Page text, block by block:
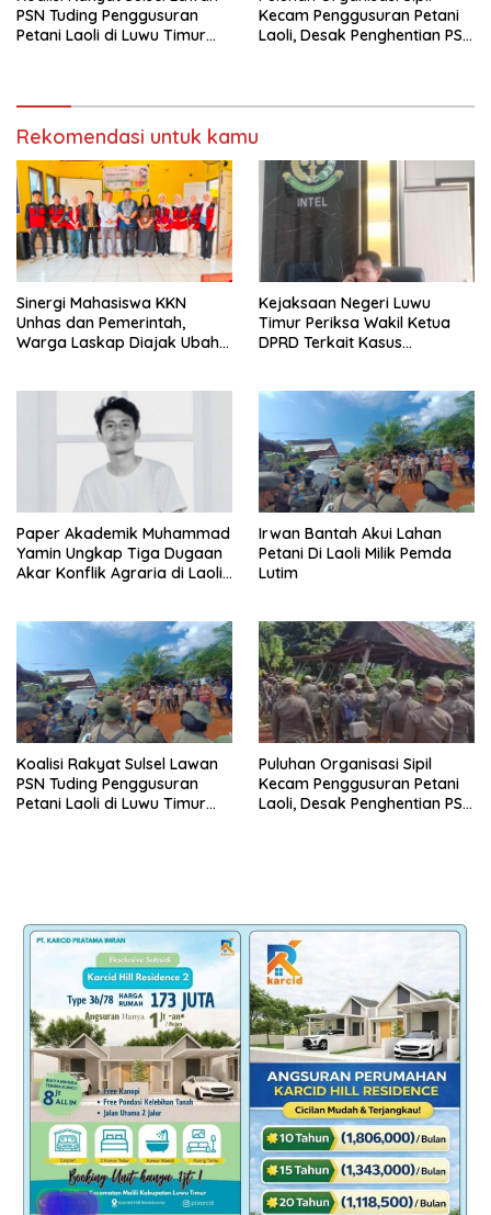
PSN Tuding Penggusuran
Petani Laoli di Luwu Timur
Kecam Penggusuran Petani
Laoli, Desak Penghentian PSN
Rekomendasi untuk kamu
Sinergi Mahasiswa KKN
Unhas dan Pemerintah,
Warga Laskap Diajak Ubah
Kejaksaan Negeri Luwu
Timur Periksa Wakil Ketua
DPRD Terkait Kasus
Paper Akademik Muhammad
Yamin Ungkap Tiga Dugaan
Akar Konflik Agraria di Laoli
Irwan Bantah Akui Lahan
Petani Di Laoli Milik Pemda
Lutim
Koalisi Rakyat Sulsel Lawan
PSN Tuding Penggusuran
Petani Laoli di Luwu Timur
Puluhan Organisasi Sipil
Kecam Penggusuran Petani
Laoli, Desak Penghentian PSN